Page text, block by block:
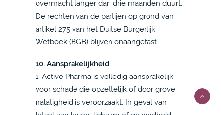
overmacht langer dan drie maanden duurt.
De rechten van de partijen op grond van
artikel 275 van het Duitse Burgerlijk
Wetboek (BGB) blijven onaangetast.
10. Aansprakelijkheid
1. Active Pharma is volledig aansprakelijk
voor schade die opzettelijk of door grove
nalatigheid is veroorzaakt. In geval van